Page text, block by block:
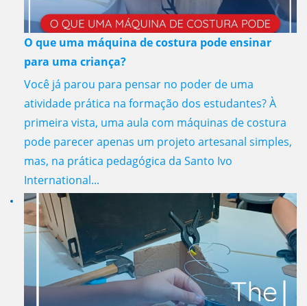
O que uma máquina de costura pode ensinar
para uma criança?
Você já parou para pensar no poder de uma
atividade prática na formação dos estudantes? À
primeira vista, uma aula com máquinas de costura
pode parecer apenas um projeto artesanal simples,
mas, na prática pedagógica da Santo Ivo
International...